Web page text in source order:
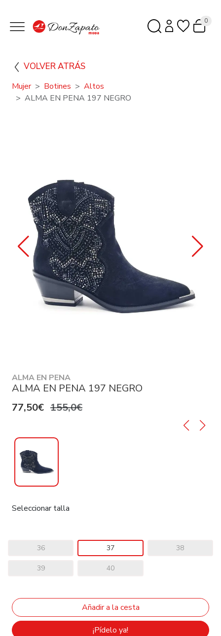
0
VOLVER ATRÁS
Mujer Botines
Altos
ALMA EN PENA 197 NEGRO
ALMA EN PENA
ALMA EN PENA 197 NEGRO
77,50€ 155,0€
Seleccionar talla
36 37 38
39 40
¡Pídelo ya!